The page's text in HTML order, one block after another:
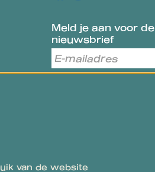
Meld je aan voor de
nieuwsbrief
van de website